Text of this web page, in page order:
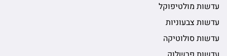
עדשות מולטיפוקל
עדשות צבעוניות
עדשות סולוטיקה